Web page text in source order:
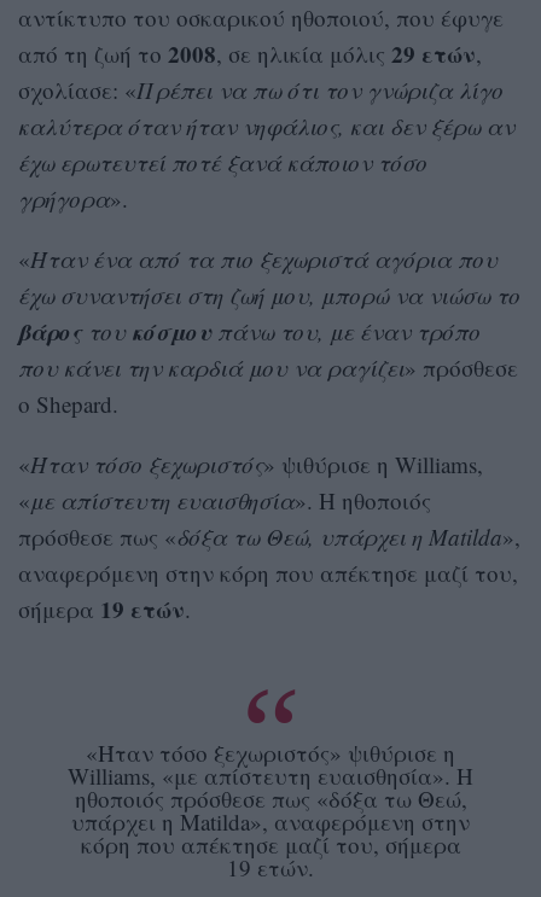
αντίκτυπο του οσκαρικού ηθοποιού, που έφυγε
από τη ζωή το 2008, σε ηλικία μόλις 29 ετών,
σχολίασε: «Πρέπει να πω ότι τον γνώριζα λίγο
καλύτερα όταν ήταν νηφάλιος, και δεν ξέρω αν
έχω ερωτευτεί ποτέ ξανά κάποιον τόσο
γρήγορα».
«Ήταν ένα από τα πιο ξεχωριστά αγόρια που
έχω συναντήσει στη ζωή μου, μπορώ να νιώσω το
βάροςτου κόσμουπάνω του, με έναν τρόπο
που κάνει την καρδιά μου να ραγίζει» πρόσθεσε
ο Shepard.
«Ήταν τόσο ξεχωριστός» ψιθύρισε η Williams,
«με απίστευτη ευαισθησία». Η ηθοποιός
πρόσθεσε πως «δόξα τω Θεώ, υπάρχει η Μatilda»,
αναφερόμενη στην κόρη που απέκτησε μαζί του,
σήμερα 19 ετών.
«Ήταν τόσο ξεχωριστός» ψιθύρισε η
Williams, «με απίστευτη ευαισθησία». Η
ηθοποιός πρόσθεσε πως «δόξα τω Θεώ,
υπάρχει η Μatilda», αναφερόμενη στην
κόρη που απέκτησε μαζί του, σήμερα
19 ετών.